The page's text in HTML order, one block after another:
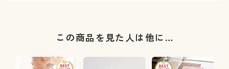
この商品を見た人は他に…